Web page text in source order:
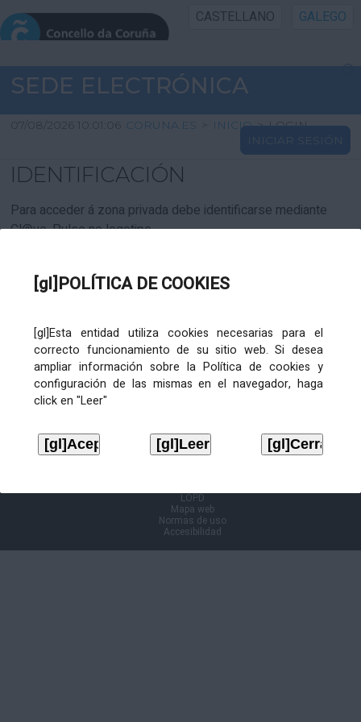
[gl]POLÍTICA DE COOKIES
[gl]Esta entidad utiliza cookies necesarias para el
correcto funcionamiento de su sitio web. Si desea
ampliar información sobre la Política de cookies y
configuración de las mismas en el navegador, haga
click en "Leer"
CASTELLANO GALEGO
INICIO SEDE
INICIO
INFORMACIÓN PÚBLICA
CARTAFOL CIDADÁN
SEDE ELECTRÓNICA
07/08/2026 10:01:06 CORUNA.ES > INICIO > LOGIN
INICIAR SESIÓN
IDENTIFICACIÓN
Para acceder á zona privada debe identificarse mediante
Cl@ve. Pulse no logotipo
LOPD
Mapa web
Normas de uso
Accesibilidad